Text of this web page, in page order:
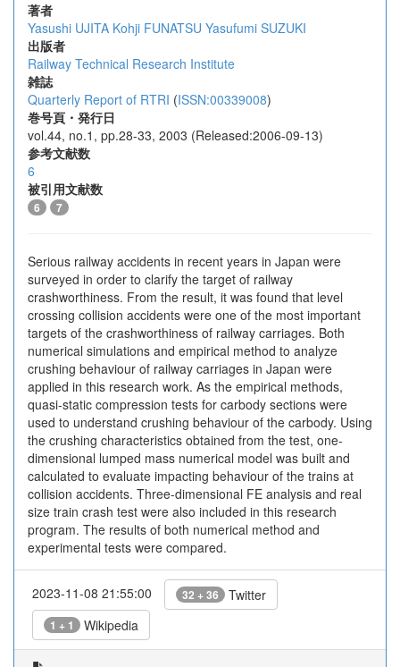
著者
Yasushi UJITA Kohji FUNATSU Yasufumi SUZUKI
出版者
Railway Technical Research Institute
雑誌
Quarterly Report of RTRI (ISSN:00339008)
巻号頁・発行日
vol.44, no.1, pp.28-33, 2003 (Released:2006-09-13)
参考文献数
6
被引用文献数
6 7
Serious railway accidents in recent years in Japan were
surveyed in order to clarify the target of railway
crashworthiness. From the result, it was found that level
crossing collision accidents were one of the most important
targets of the crashworthiness of railway carriages. Both
numerical simulations and empirical method to analyze
crushing behaviour of railway carriages in Japan were
applied in this research work. As the empirical methods,
quasi-static compression tests for carbody sections were
used to understand crushing behaviour of the carbody. Using
the crushing characteristics obtained from the test, one-
dimensional lumped mass numerical model was built and
calculated to evaluate impacting behaviour of the trains at
collision accidents. Three-dimensional FE analysis and real
size train crash test were also included in this research
program. The results of both numerical method and
experimental tests were compared.
2023-11-08 21:55:00 32 + 36 Twitter
1 + 1 Wikipedia